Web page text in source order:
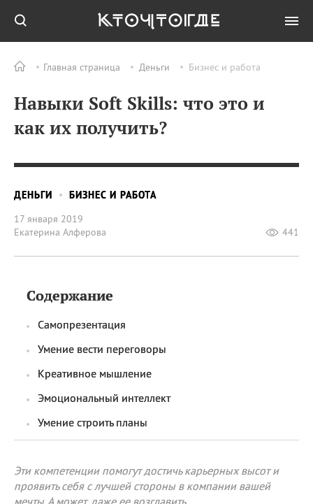
Главная страница Деньги Бизнес и работа
Навыки Soft Skills: что это и
как их получить?
ДЕНЬГИ
БИЗНЕС И РАБОТА
17 января 2019
Екатерина Алферова
441
Содержание
Самопрезентация
Умение вести переговоры
Креативное мышление
Эмоциональный интеллект
Умение строить планы
Эти компетенции помогут достичь карьерных высот и
проявить себя с лучшей стороны в компании вашей
мечты. А может, даже ее возглавить.